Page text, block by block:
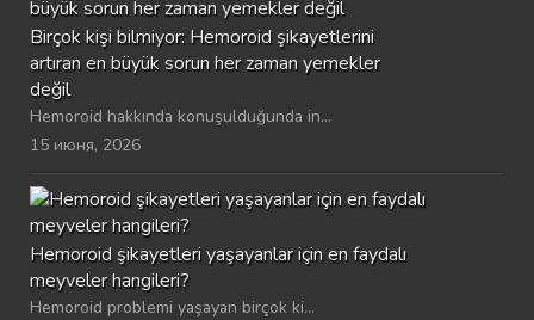
Birçok kişi bilmiyor: Hemoroid şikayetlerini
artıran en büyük sorun her zaman yemekler
değil
Hemoroid hakkında konuşulduğunda in...
15 июня, 2026
Hemoroid şikayetleri yaşayanlar için en faydalı
meyveler hangileri?
Hemoroid problemi yaşayan birçok ki...